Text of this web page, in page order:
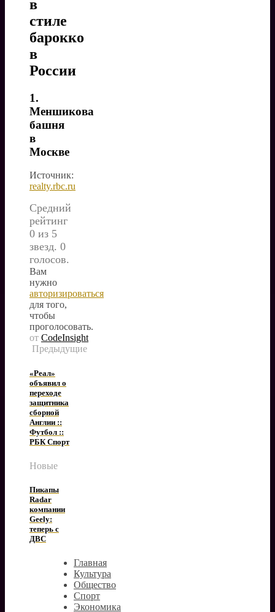
в
стиле
барокко
в
России
1.
Меншикова
башня
в
Москве
Источник:
realty.rbc.ru
Средний
рейтинг
0 из 5
звезд. 0
голосов.
Вам
нужно
авторизироваться
для того,
чтобы
проголосовать.
от CodeInsight
Предыдущие
«Реал»
объявил о
переходе
защитника
сборной
Англии ::
Футбол ::
РБК Спорт
Новые
Пикапы
Radar
компании
Geely:
теперь с
ДВС
Главная
Культура
Общество
Спорт
Экономика